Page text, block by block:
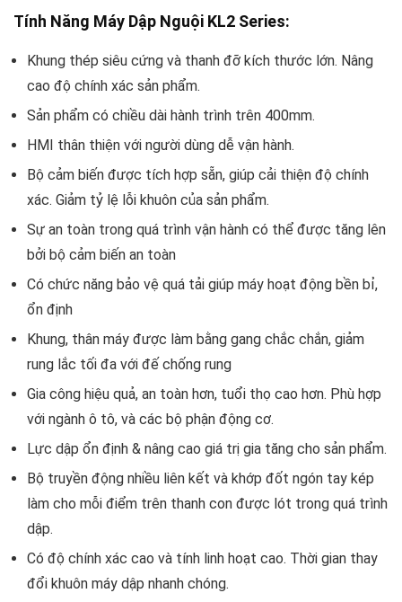
Tính Năng Máy Dập Nguội KL2 Series:
Khung thép siêu cứng và thanh đỡ kích thước lớn. Nâng
cao độ chính xác sản phẩm.
Sản phẩm có chiều dài hành trình trên 400mm.
HMI thân thiện với người dùng dễ vận hành.
Bộ cảm biến được tích hợp sẵn, giúp cải thiện độ chính
xác. Giảm tỷ lệ lỗi khuôn của sản phẩm.
Sự an toàn trong quá trình vận hành có thể được tăng lên
bởi bộ cảm biến an toàn
Có chức năng bảo vệ quá tải giúp máy hoạt động bền bỉ,
ổn định
Khung, thân máy được làm bằng gang chắc chắn, giảm
rung lắc tối đa với đế chống rung
Gia công hiệu quả, an toàn hơn, tuổi thọ cao hơn. Phù hợp
với ngành ô tô, và các bộ phận động cơ.
Lực dập ổn định & nâng cao giá trị gia tăng cho sản phẩm.
Bộ truyền động nhiều liên kết và khớp đốt ngón tay kép
làm cho mỗi điểm trên thanh con được lót trong quá trình
dập.
Có độ chính xác cao và tính linh hoạt cao. Thời gian thay
đổi khuôn máy dập nhanh chóng.